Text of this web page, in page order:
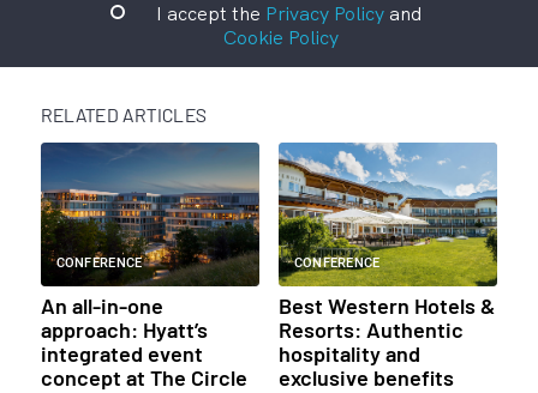
I accept the Privacy Policyand
Cookie Policy
RELATED ARTICLES
CONFERENCE
An all-in-one
approach: Hyatt’s
integrated event
concept at The Circle
CONFERENCE
Best Western Hotels &
Resorts: Authentic
hospitality and
exclusive benefits